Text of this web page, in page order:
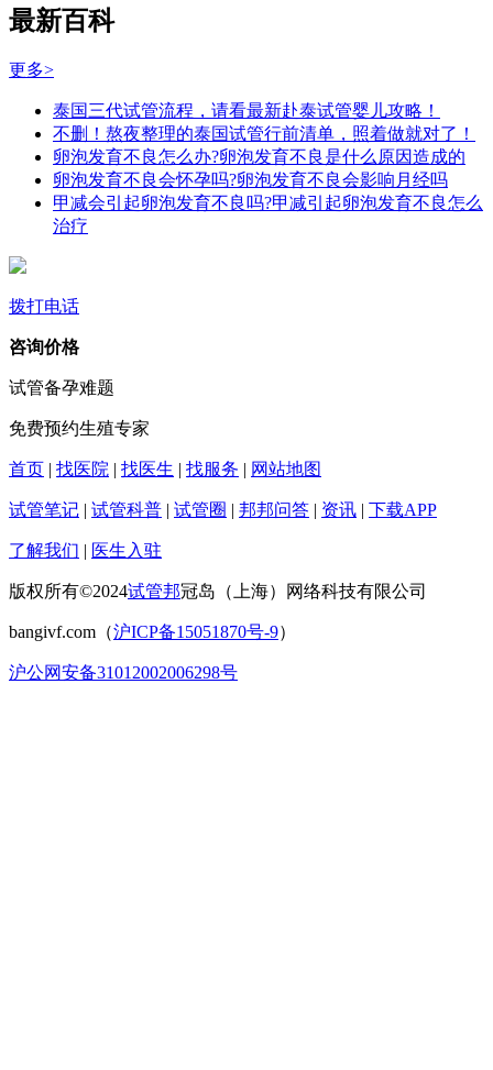
最新百科
更多>
泰国三代试管流程，请看最新赴泰试管婴儿攻略！
不删！熬夜整理的泰国试管行前清单，照着做就对了！
卵泡发育不良怎么办?卵泡发育不良是什么原因造成的
卵泡发育不良会怀孕吗?卵泡发育不良会影响月经吗
甲减会引起卵泡发育不良吗?甲减引起卵泡发育不良怎么
治疗
拨打电话
咨询价格
试管备孕难题
免费预约生殖专家
首页 | 找医院 | 找医生 | 找服务 | 网站地图
试管笔记 | 试管科普 | 试管圈 | 邦邦问答 | 资讯 | 下载APP
了解我们 | 医生入驻
版权所有©2024试管邦冠岛（上海）网络科技有限公司
bangivf.com（沪ICP备15051870号-9）
沪公网安备31012002006298号